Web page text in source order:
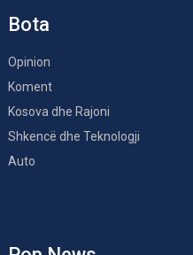
Bota
Opinion
Koment
Kosova dhe Rajoni
Shkencë dhe Teknologji
Auto